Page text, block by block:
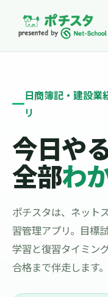
日商簿記・建設業
リ
今日や
全部わ
ポチスタは、ネット
習管理アプリ。目標
学習と復習タイミン
合格まで伴走します。